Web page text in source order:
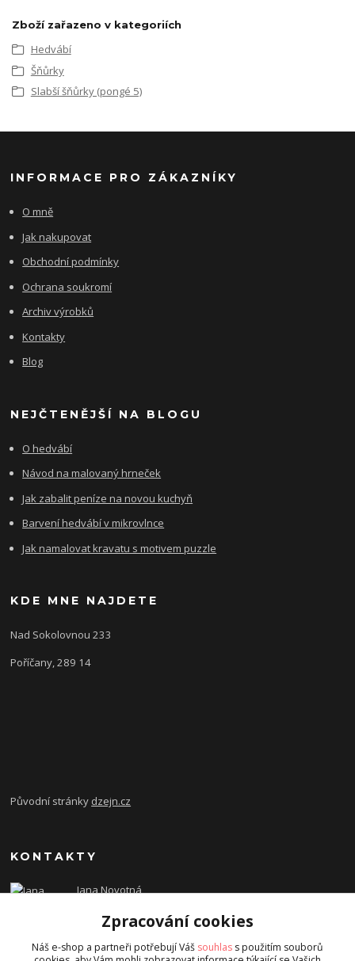
Zboží zařazeno v kategoriích
Hedvábí
Šňůrky
Slabší šňůrky (pongé 5)
INFORMACE PRO ZÁKAZNÍKY
O mně
Jak nakupovat
Obchodní podmínky
Ochrana soukromí
Archiv výrobků
Kontakty
Blog
NEJČTENĚJŠÍ NA BLOGU
O hedvábí
Návod na malovaný hrneček
Jak zabalit peníze na novou kuchyň
Barvení hedvábí v mikrovlnce
Jak namalovat kravatu s motivem puzzle
KDE MNE NAJDETE
Nad Sokolovnou 233
Poříčany, 289 14
Původní stránky dzejn.cz
KONTAKTY
Jana Novotná
dzejn.n@email.cz
Zpracování cookies
Náš e-shop a partneři potřebují Váš souhlas s použitím souborů